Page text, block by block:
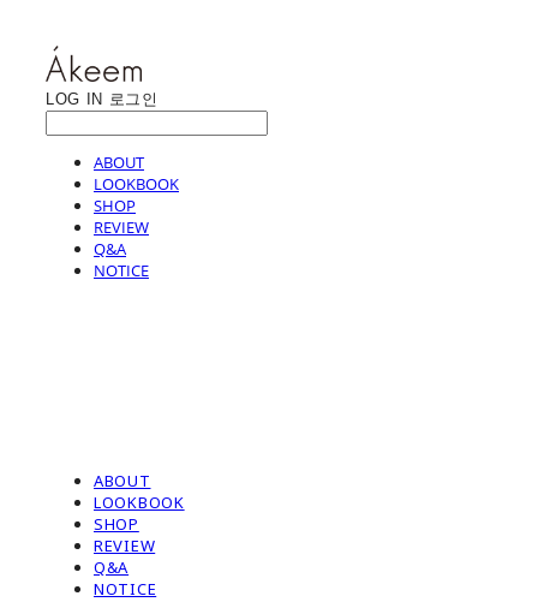
LOG IN 로그인
ABOUT
LOOKBOOK
SHOP
REVIEW
Q&A
NOTICE
ABOUT
LOOKBOOK
SHOP
REVIEW
Q&A
NOTICE